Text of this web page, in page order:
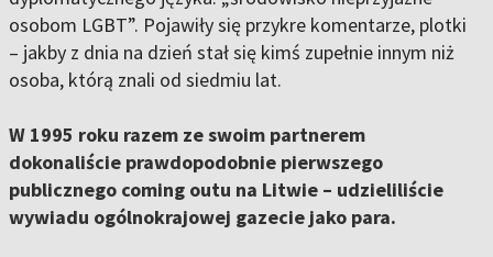
osobom LGBT”. Pojawiły się przykre komentarze, plotki
– jakby z dnia na dzień stał się kimś zupełnie innym niż
osoba, którą znali od siedmiu lat.
W 1995 roku razem ze swoim partnerem
dokonaliście prawdopodobnie pierwszego
publicznego coming outu na Litwie – udzieliliście
wywiadu ogólnokrajowej gazecie jako para.